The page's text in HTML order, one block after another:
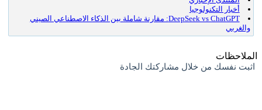
أخبار التكنولوجيا
DeepSeek vs ChatGPT: مقارنة شاملة بين الذكاء الاصطناعي الصيني
والغربي
الملاحظات
اثبت نفسك من خلال مشاركتك الجادة